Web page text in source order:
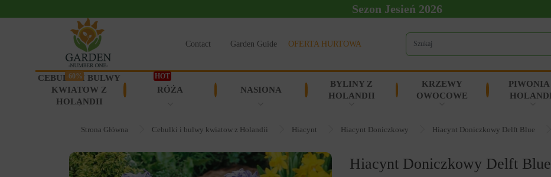
Sezon Jesień 2026
Contact Garden Guide OFERTA HURTOWA
CEBULKI I BULWY
KWIATOW Z
HOLANDII
-60%
RÓŻA
HOT
NASIONA
BYLINY Z
HOLANDII
KRZEWY
OWOCOWE
PIWONIA
Strona Główna Cebulki i bulwy kwiatow z Holandii Hiacynt Hiacynt Doniczkowy Hiacynt Doniczkowy Delft Blue
Hiacynt Doniczkowy Delft Blue